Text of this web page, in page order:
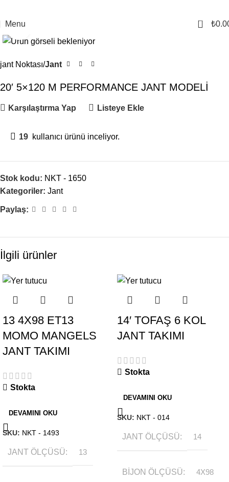
Menu 0 ₺
jant Noktası Jant
20′ 5×120 M PERFORMANCE JANT MODELİ
Karşılaştırma Yap Listeye Ekle
19 kullanıcı ürünü inceliyor.
Stok kodu: NKT - 1650
Kategoriler: Jant
Paylaş:
İlgili ürünler
13 4X98 ET13
MOMO MANGELS
JANT TAKIMI
Stokta
DEVAMINI OKU
SKU: NKT - 1493
JANT ÖLÇÜSÜ 13
14′ TOFAŞ 6 KOL
JANT TAKIMI
Stokta
DEVAMINI OKU
SKU: NKT - 014
JANT ÖLÇÜSÜ 14
BIJON ÖLÇÜSÜ 4X98